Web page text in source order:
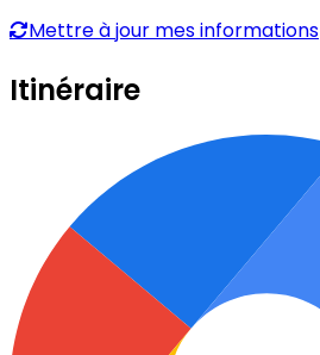
Mettre à jour mes informations
Itinéraire